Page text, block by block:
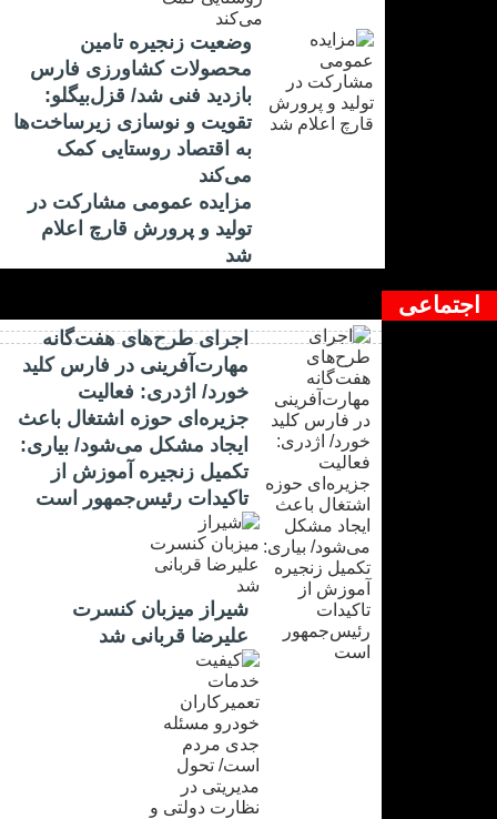
وضعیت زنجیره تامین
محصولات کشاورزی فارس
بازدید فنی شد/ قزل‌بیگلو:
تقویت و نوسازی زیرساخت‌ها
به اقتصاد روستایی کمک
می‌کند
مزایده عمومی مشارکت در
تولید و پرورش قارچ اعلام
شد
اجتماعی
اجرای طرح‌های هفت‌گانه
مهارت‌آفرینی در فارس کلید
خورد/ اژدری: فعالیت
جزیره‌‌ای حوزه اشتغال باعث
ایجاد مشکل می‌شود/ بیاری:
تکمیل زنجیره آموزش از
تاکیدات رئیس‌جمهور است
شیراز میزبان کنسرت
علیرضا قربانی شد